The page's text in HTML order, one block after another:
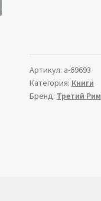
Артикул: a-69693
Категория: Книги
Бренд: Третий Рим